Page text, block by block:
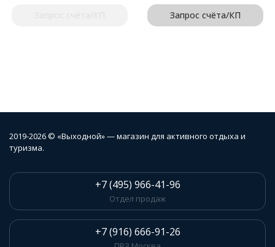
Запрос счёта/КП
2019-2026 © «Выходной» — магазин для активного отдыха и
туризма.
+7 (495) 966-41-96
Отдел продаж
+7 (916) 666-91-26